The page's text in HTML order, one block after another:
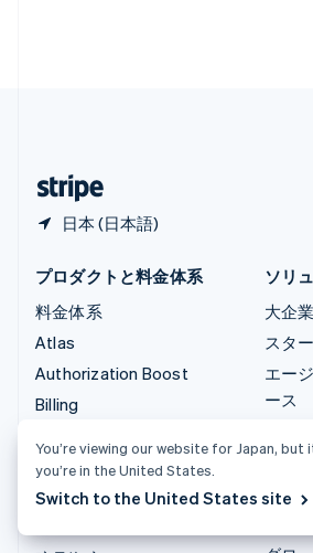
日本 (日本語)
プロダクトと料金体系
料金体系
Atlas
Authorization Boost
Billing
Checkout
Climate
ソリ
大企業
スタ
エー
ース
E-コ
埋込型
You’re viewing our website for Japan, but
you’re in the United States.
Switch to the United States site